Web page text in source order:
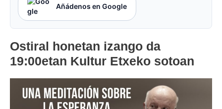
Añádenos en Google
Ostiral honetan izango da
19:00etan Kultur Etxeko sotoan